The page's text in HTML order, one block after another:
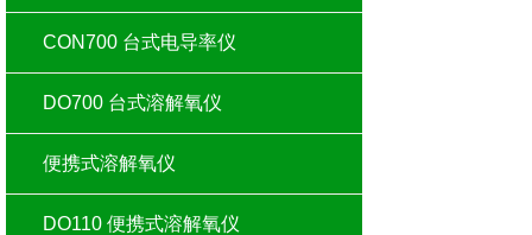
CON700 台式电导率仪
DO700 台式溶解氧仪
便携式溶解氧仪
DO110 便携式溶解氧仪